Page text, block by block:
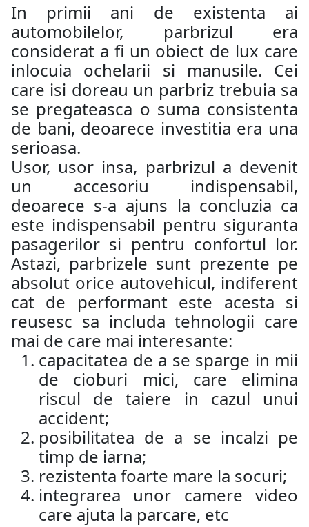
In primii ani de existenta ai
automobilelor, parbrizul era
considerat a fi un obiect de lux care
inlocuia ochelarii si manusile. Cei
care isi doreau un parbriz trebuia sa
se pregateasca o suma consistenta
de bani, deoarece investitia era una
serioasa.
Usor, usor insa, parbrizul a devenit
un accesoriu indispensabil,
deoarece s-a ajuns la concluzia ca
este indispensabil pentru siguranta
pasagerilor si pentru confortul lor.
Astazi, parbrizele sunt prezente pe
absolut orice autovehicul, indiferent
cat de performant este acesta si
reusesc sa includa tehnologii care
mai de care mai interesante:
capacitatea de a se sparge in mii
de cioburi mici, care elimina
riscul de taiere in cazul unui
accident;
posibilitatea de a se incalzi pe
timp de iarna;
rezistenta foarte mare la socuri;
integrarea unor camere video
care ajuta la parcare, etc